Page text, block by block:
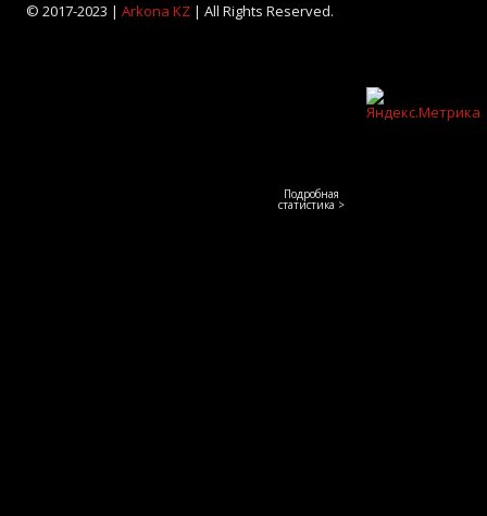
© 2017-2023 | Arkona KZ| All Rights Reserved.
Подробная
статистика >